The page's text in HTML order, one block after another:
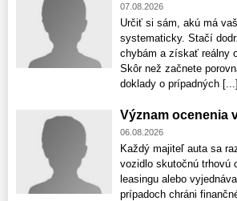
07.08.2026
Určiť si sám, akú má
systematicky. Stačí
chybám a získať reálny
Skôr než začnete
doklady o prípadných [...]
Význam ocenenia
06.08.2026
Každý majiteľ auta sa
vozidlo skutočnú trhovú
leasingu alebo
prípadoch chráni